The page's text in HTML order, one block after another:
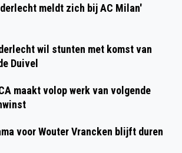
meldt zich bij AC Milan'
wil stunten met komst van
Duivel
maakt volop werk van volgende
voor Wouter Vrancken blijft duren